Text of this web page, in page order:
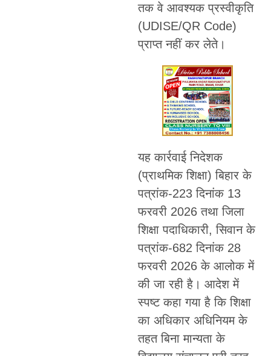
तक वे आवश्यक प्रस्वीकृति
(UDISE/QR Code)
प्राप्त नहीं कर लेते।
यह कार्रवाई निदेशक
(प्राथमिक शिक्षा) बिहार के
पत्रांक-223 दिनांक 13
फरवरी 2026 तथा जिला
शिक्षा पदाधिकारी, सिवान के
पत्रांक-682 दिनांक 28
फरवरी 2026 के आलोक में
की जा रही है। आदेश में
स्पष्ट कहा गया है कि शिक्षा
का अधिकार अधिनियम के
तहत बिना मान्यता के